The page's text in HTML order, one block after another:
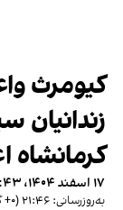
کیومرث
‌زندانیان
کرمانشاه
۱۷ اسفند ۱۴۰۴، ۲۰:۴۳ (‎+۰ گرینویچ)
به‌روزرسانی: ۲۱:۴۶ (‎+۰ گرینویچ)